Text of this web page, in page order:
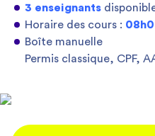
3 enseignants
Horaire des cours :
Boîte manuelle
Permis classique, CPF,